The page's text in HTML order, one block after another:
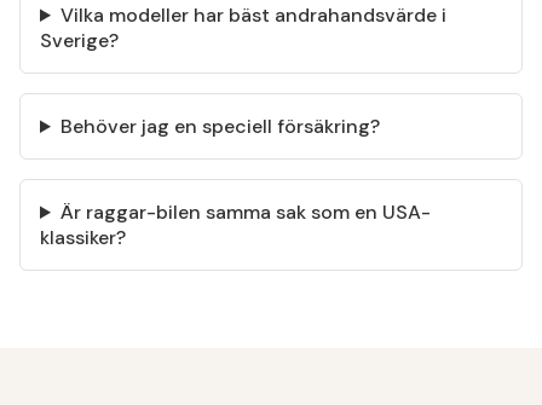
Vilka modeller har bäst andrahandsvärde i
Sverige?
Behöver jag en speciell försäkring?
Är raggar-bilen samma sak som en USA-
klassiker?